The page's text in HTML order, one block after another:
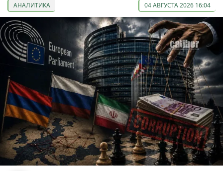
АНАЛИТИКА 04 АВГУСТА 2026 16:04